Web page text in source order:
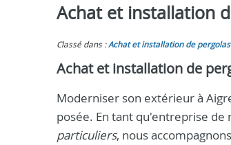
Achat et installation
Classé dans :Achat et installation de pergolas
Achat et installation de
Moderniser son extérieur à
posée. En tant qu'entreprise de
particuliers, nous